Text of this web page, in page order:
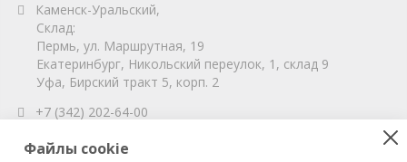
Каменск-Уральский,
Склад:
Пермь, ул. Маршрутная, 19
Екатеринбург, Никольский переулок, 1, склад 9
Уфа, Бирский тракт 5, корп. 2
+7 (342) 202-64-00
info@vitahim-perm.ru
Файлы cookie